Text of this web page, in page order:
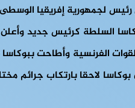
ولايته وأطيح به في انقلاب قاده ابن عمه جان. – فيديل بوكاسا في
من 1979 إلى 1981، قبل الإطاحة به في انقلاب آخر بقيادة الجنرال